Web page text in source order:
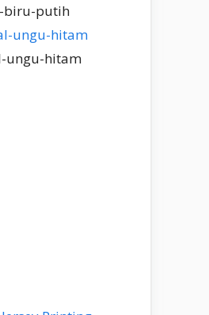
biru-putih
ungu-hitam